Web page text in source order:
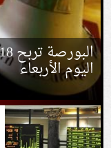
اليوم الأربعاء